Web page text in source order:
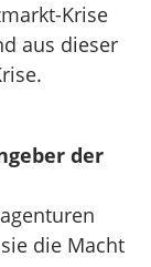
Krise
aus dieser
der
die Macht